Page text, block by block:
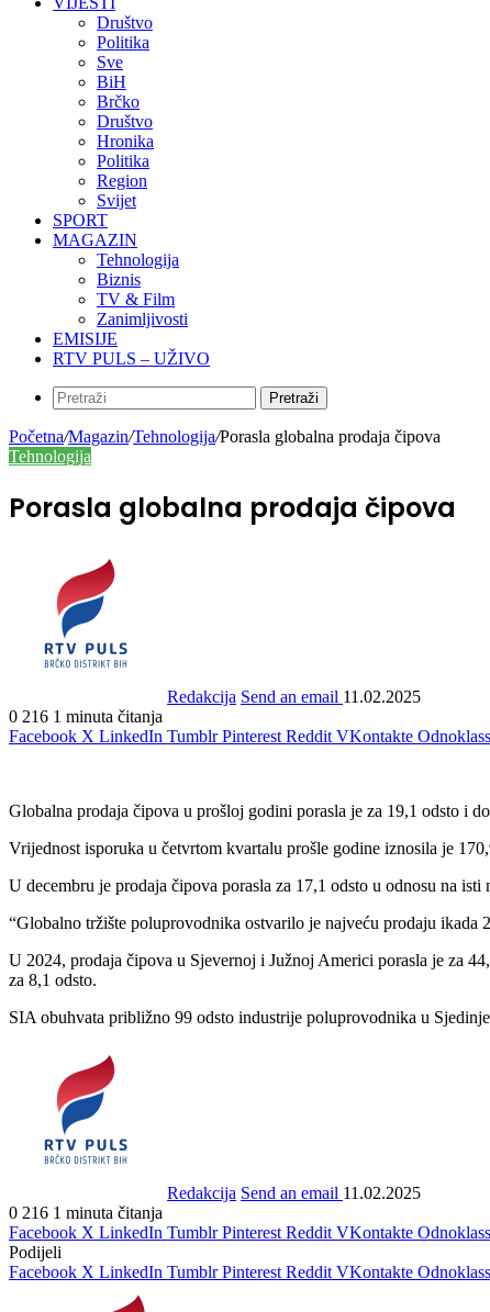
Društvo
Politika
Sve
BiH
Brčko
Društvo
Hronika
Politika
Region
Svijet
SPORT
MAGAZIN
Tehnologija
Biznis
TV & Film
Zanimljivosti
EMISIJE
RTV PULS – UŽIVO
Pretraži
Početna/Magazin/Tehnologija/Porasla globalna prodaja čipova
Tehnologija
Porasla globalna prodaja čipova
Redakcija Send an email 11.02.2025
0 216 1 minuta čitanja
Facebook X LinkedIn Tumblr Pinterest Reddit VKontakte
Globalna prodaja čipova u prošloj godini porasla je za 19,1 odsto i
Vrijednost isporuka u četvrtom kvartalu prošle godine iznosila je
U decembru je prodaja čipova porasla za 17,1 odsto u odnosu na
“Globalno tržište poluprovodnika ostvarilo je najveću prodaju
U 2024, prodaja čipova u Sjevernoj i Južnoj Americi porasla je za
za 8,1 odsto.
SIA obuhvata približno 99 odsto industrije poluprovodnika u
Redakcija Send an email 11.02.2025
0 216 1 minuta čitanja
Facebook X LinkedIn Tumblr Pinterest Reddit VKontakte
Podijeli
Facebook X LinkedIn Tumblr Pinterest Reddit VKontakte